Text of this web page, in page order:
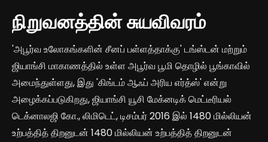
நிறுவனத்தின் சுயவிவரம்
'அபூர்வ உலோகங்களின் சீனப் பள்ளத்தாக்கு' டங்ஸ்டன் மற்றும்
ஜியாங்சி மாகாணத்தில் உள்ள அபூர்வ பூமி தொழில் பூங்காவில்
அமைந்துள்ளது, இது 'கிங்டம் ஆஃப் அரிய எர்த்ஸ்' என்று
அழைக்கப்படுகிறது, ஜியாங்சி யூசி மேக்னடிக் மெட்டீரியல்
டெக்னாலஜி கோ., லிமிடெட், டிசம்பர் 2016 இல் 1480 மில்லியன்
உற்பத்தித் திறனுடன் 1480 மில்லியன் உற்பத்தித் திறனுடன்